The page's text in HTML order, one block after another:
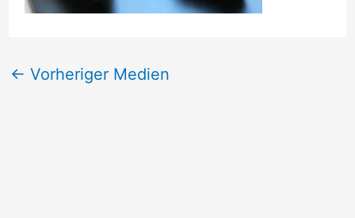
← Vorheriger Medien